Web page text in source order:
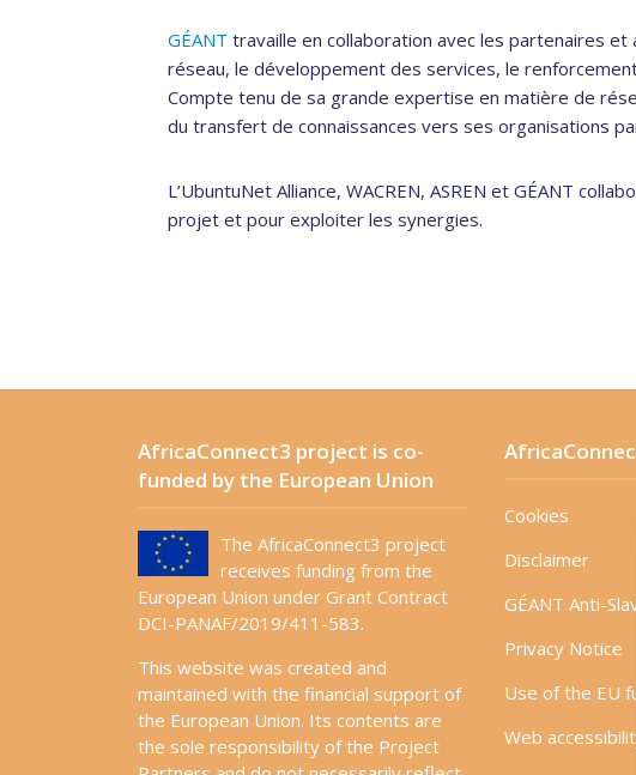
GÉANT travaille en collaboration avec les partenaires
réseau, le développement des services, le
Compte tenu de sa grande expertise en matière de
du transfert de connaissances vers ses organisations
L’UbuntuNet Alliance, WACREN, ASREN et GÉANT
projet et pour exploiter les synergies.
AfricaConnect3 project is co-
funded by the European Union
The AfricaConnect3 project
receives funding from the
European Union under Grant Contract
DCI-PANAF/2019/411-583.
This website was created and
maintained with the financial support of
the European Union. Its contents are
the sole responsibility of the Project
Cookies
Disclaimer
GÉANT Anti-
Privacy Notice
Use of the EU
Web